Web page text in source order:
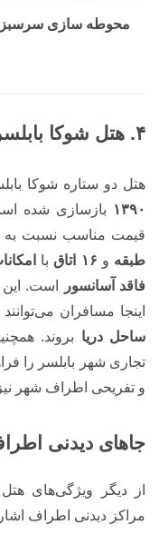
محوطه سازی سرسبز
۴. هتل شوکا بابلسر
هتل دو ستاره شوکا
۱۳۹۰ بازسازی شده
قیمت مناسب نسبت به
طبقه و ۱۶ اتاق با
فاقد آسانسور
است. این
اینجا مسافران
ساحل دریا بروند.
تجاری شهر بابلسر را
و تفریحی اطراف شهر
جاهای دیدنی
از دیگر ویژگی‌های
مراکز دیدنی اطراف